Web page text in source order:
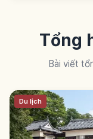
Tổng
Bài viết
Du lịch